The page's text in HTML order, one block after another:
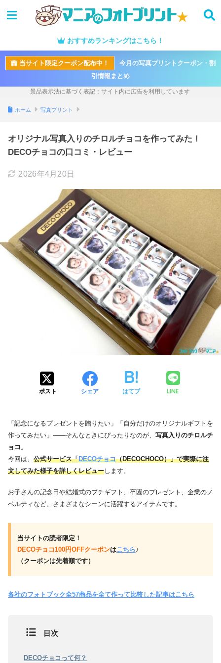
おすすめランキングはこちら！
当サイト限定クーポン配布中！
今月の写真プリントクーポン・割
引情報まとめ
ホーム 写真プリント
オリジナル写真入りのチロルチョコを作ってみた！
DECOチョコの口コミ・レビュー
2026年4月20日
ポスト シェア はてブ LINE
「記念になるプレゼントを贈りたい」「自分だけのオリジナルギフトを
作ってみたい」——そんなときにぴったりなのが、 写真入りのチロルチ
ョコ 。
今回は、 公式サービス「DECOチョコ（DECOCHOCO）」で実際に注
文してみた様子を詳しくレビューします。
お子さんの記念日や結婚式のプチギフト、卒園のプレゼント、企業のノ
ベルティなど、さまざまなシーンに活躍するアイテムです。
当サイトの読者限定！
DECOチョコ100円OFFクーポンはこちら♪
（クーポンは先着順です）
各社のフォトブック全57商品を全て作って比較した記事はこちら
目次
DECOチョコって何？